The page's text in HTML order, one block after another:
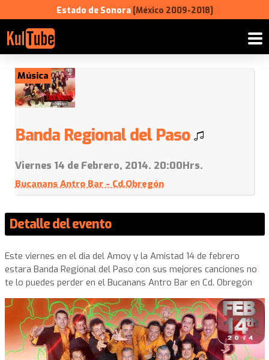
Estado de Sonora [México 2009-2018]
Música
Banda Regional del Paso
Viernes 14 de Febrero, 2014. 20:00Hrs.
Bucanans Antro Bar - Cd.Obregón
Detalle del evento
Este viernes en el dia del Amoy y la Amistad 14 de febrero
estara Banda Regional del Paso con sus mejores canciones no
te lo puedes perder en el Bucanans Antro Bar en Cd. Obregón